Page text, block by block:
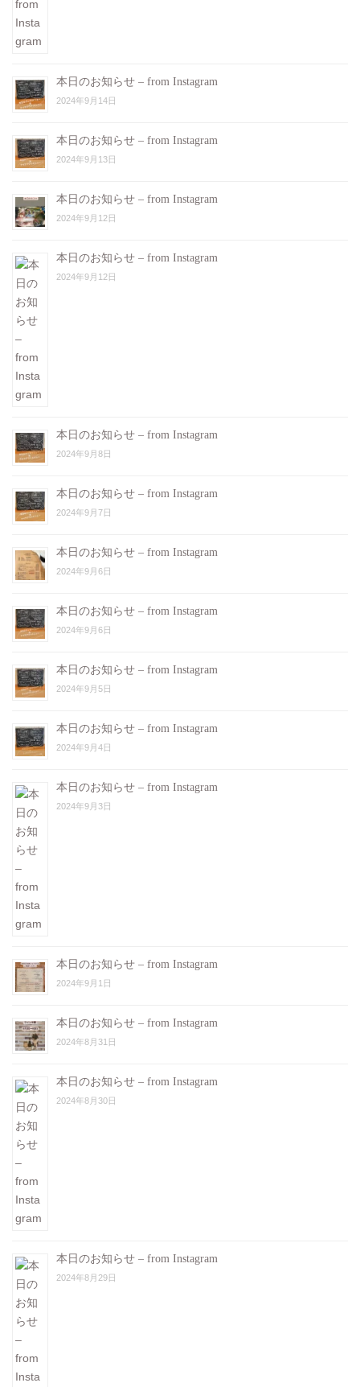
本日のお知らせ – from Instagram
2024年9月14日
本日のお知らせ – from Instagram
2024年9月13日
本日のお知らせ – from Instagram
2024年9月12日
本日のお知らせ – from Instagram
2024年9月12日
本日のお知らせ – from Instagram
2024年9月8日
本日のお知らせ – from Instagram
2024年9月7日
本日のお知らせ – from Instagram
2024年9月6日
本日のお知らせ – from Instagram
2024年9月6日
本日のお知らせ – from Instagram
2024年9月5日
本日のお知らせ – from Instagram
2024年9月4日
本日のお知らせ – from Instagram
2024年9月3日
本日のお知らせ – from Instagram
2024年9月1日
本日のお知らせ – from Instagram
2024年8月31日
本日のお知らせ – from Instagram
2024年8月30日
本日のお知らせ – from Instagram
2024年8月29日